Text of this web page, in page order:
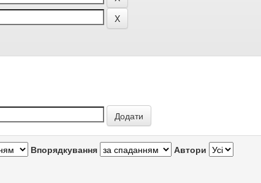
Впорядкування Автори